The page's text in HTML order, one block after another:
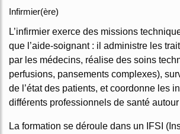
Infirmier(ère)
L’infirmier exerce des missions
que l’aide-soignant : il administre les
par les médecins, réalise des soins
perfusions, pansements complexes),
de l’état des patients, et coordonne les
différents professionnels de santé
La formation se déroule dans un IFSI